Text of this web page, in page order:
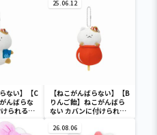
ない】【C
んばらな
られるぬ
祭りver.
25.06.12
【ねこがんばらない】【B
りんご飴】ねこがんばら
ない カバンに付けられる
ver.～
26.08.06